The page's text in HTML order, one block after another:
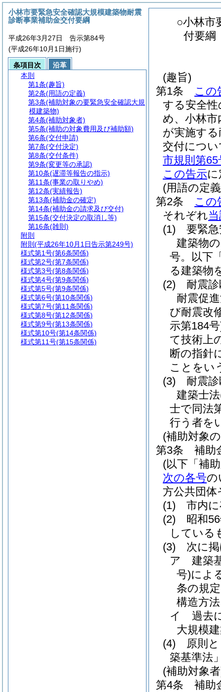
○小林市
付要綱
(趣旨)
第1条
この
する安全
め、小林
が実施す
交付につ
市規則第
この告示
(用語の定
第2条
この
それぞれ
(1)
要緊
建築物
号。以下
る建築物
(2)
耐震
耐震促
び耐震改
示第184
て技術上
断の指針
ことをい
(3)
耐震
建築士法
士で同法
行う者を
(補助対象
第3条
補助
(以下「補
次の各号の
方公共団
(1)
市内
(2)
昭和
している
(3)
次に
ア
建築
号)によ
条の規
構造方
イ
過去
大規模
(4)
原則
築基準法
(補助対象
第4条
補助
小林市要緊急安全確認大規模建築物耐震
診断事業補助金交付要綱
平成26年3月27日 告示第84号
(平成26年10月1日施行)
条項目次
沿革
本則
第1条(趣旨)
第2条(用語の定義)
第3条(補助対象の要緊急安全確認大規
模建築物)
第4条(補助対象者)
第5条(補助の対象費用及び補助額)
第6条(交付申請)
第7条(交付決定)
第8条(交付条件)
第9条(変更等の承認)
第10条(遅滞等報告の指示)
第11条(事業の取りやめ)
第12条(実績報告)
第13条(補助金の確定)
第14条(補助金の請求及び交付)
第15条(交付決定の取消し等)
第16条(雑則)
附則
附則 (平成26年10月1日告示第249号)
様式第1号(第6条関係)
様式第2号(第7条関係)
様式第3号(第8条関係)
様式第4号(第9条関係)
様式第5号(第9条関係)
様式第6号(第10条関係)
様式第7号(第11条関係)
様式第8号(第12条関係)
様式第9号(第13条関係)
様式第10号(第14条関係)
様式第11号(第15条関係)